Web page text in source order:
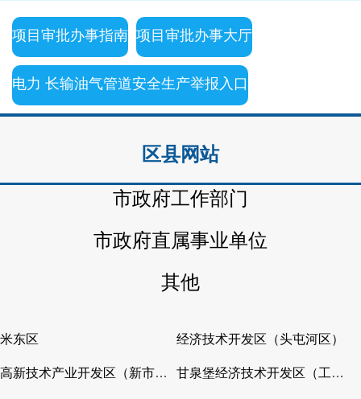
项目审批办事指南 项目审批办事大厅
电力 长输油气管道安全生产举报入口
区县网站
市政府工作部门
市政府直属事业单位
其他
米东区 经济技术开发区（头屯河区）
高新技术产业开发区（新市区） 甘泉堡经济技术开发区（工业区）